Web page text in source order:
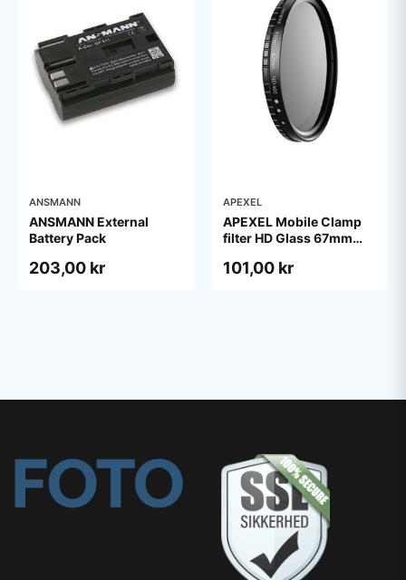
ANSMANN
ANSMANN External
Battery Pack
203,00 kr
APEXEL
APEXEL Mobile Clamp
filter HD Glass 67mm
101,00 kr